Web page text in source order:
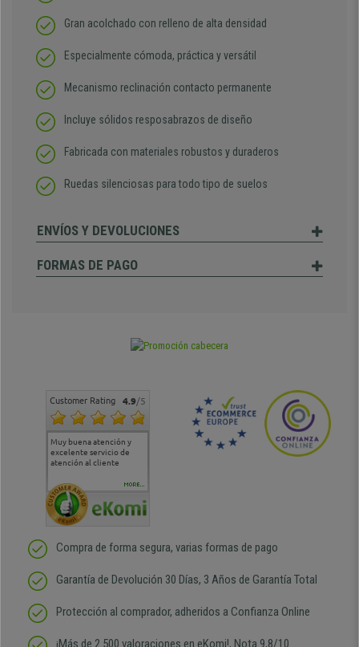
Gran acolchado con relleno de alta densidad
Especialmente cómoda, práctica y versátil
Mecanismo reclinación contacto permanente
Incluye sólidos resposabrazos de diseño
Fabricada con materiales robustos y duraderos
Ruedas silenciosas para todo tipo de suelos
ENVÍOS Y DEVOLUCIONES
FORMAS DE PAGO
Customer Rating 4.9/5
Muy buena atención y
excelente servicio de
atención al cliente
Muy buena atención de
cara al asesoramiento
Si estoy contento
MORE...
Compra de forma segura, varias formas de pago
Garantía de Devolución 30 Días, 3 Años de Garantía Total
Protección al comprador, adheridos a Confianza Online
¡Más de 2.500 valoraciones en eKomi!, Nota 9,8/10